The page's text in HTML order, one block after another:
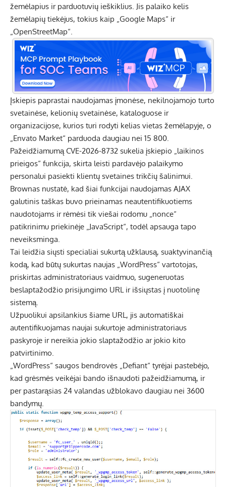
žemėlapius ir parduotuvių ieškiklius. Jis palaiko kelis
žemėlapių tiekėjus, tokius kaip „Google Maps“ ir
„OpenStreetMap“.
Įskiepis paprastai naudojamas įmonėse, nekilnojamojo turto
svetainėse, kelionių svetainėse, kataloguose ir
organizacijose, kurios turi rodyti kelias vietas žemėlapyje, o
„Envato Market“ parduoda daugiau nei 15 800.
Pažeidžiamumą CVE-2026-8732 sukelia įskiepio „laikinos
prieigos“ funkcija, skirta leisti pardavėjo palaikymo
personalui pasiekti klientų svetaines trikčių šalinimui.
Brownas nustatė, kad šiai funkcijai naudojamas AJAX
galutinis taškas buvo prieinamas neautentifikuotiems
naudotojams ir rėmėsi tik viešai rodomu „nonce“
patikrinimu priekinėje „JavaScript“, todėl apsauga tapo
neveiksminga.
Tai leidžia siųsti specialiai sukurtą užklausą, suaktyvinančią
kodą, kad būtų sukurtas naujas „WordPress“ vartotojas,
priskirtas administratoriaus vaidmuo, sugeneruotas
beslaptažodžio prisijungimo URL ir išsiųstas į nuotolinę
sistemą.
Užpuolikui apsilankius šiame URL, jis automatiškai
autentifikuojamas naujai sukurtoje administratoriaus
paskyroje ir nereikia jokio slaptažodžio ar jokio kito
patvirtinimo.
„WordPress“ saugos bendrovės „Defiant“ tyrėjai pastebėjo,
kad grėsmės veikėjai bando išnaudoti pažeidžiamumą, ir
per pastarąsias 24 valandas užblokavo daugiau nei 3600
bandymų.